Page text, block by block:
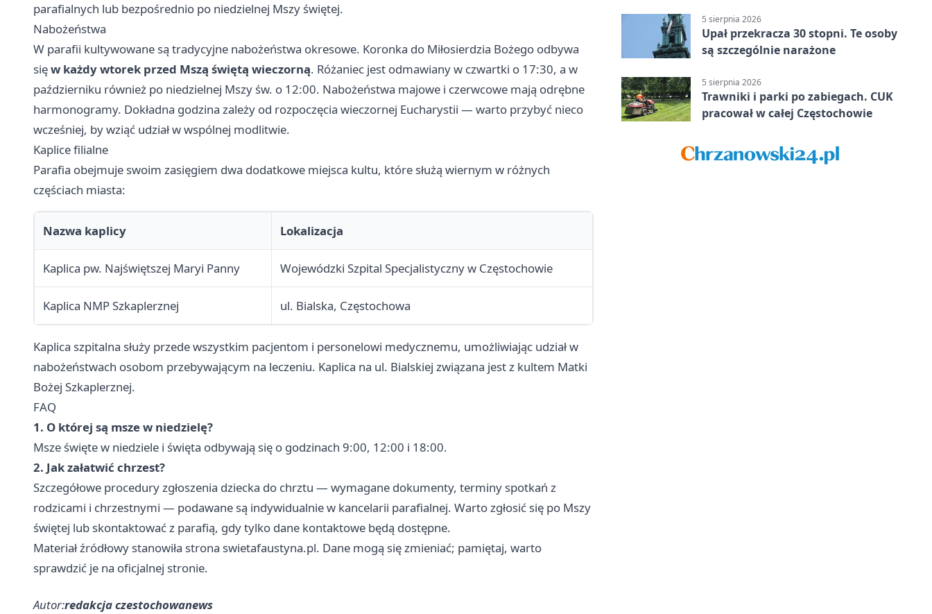
parafialnych lub bezpośrednio po niedzielnej Mszy świętej.
Nabożeństwa
W parafii kultywowane są tradycyjne nabożeństwa okresowe. Koronka do Miłosierdzia Bożego odbywa
sięw każdy wtorek przed Mszą świętą wieczorną. Różaniec jest odmawiany w czwartki o 17:30, a w
październiku również po niedzielnej Mszy św. o 12:00. Nabożeństwa majowe i czerwcowe mają odrębne
harmonogramy. Dokładna godzina zależy od rozpoczęcia wieczornej Eucharystii — warto przybyć nieco
wcześniej, by wziąć udział w wspólnej modlitwie.
Kaplice filialne
Parafia obejmuje swoim zasięgiem dwa dodatkowe miejsca kultu, które służą wiernym w różnych
częściach miasta:
Nazwa kaplicy Lokalizacja
Kaplica pw. Najświętszej Maryi Panny Wojewódzki Szpital Specjalistyczny w Częstochowie
Kaplica NMP Szkaplerznej ul. Bialska, Częstochowa
Kaplica szpitalna służy przede wszystkim pacjentom i personelowi medycznemu, umożliwiając udział w
nabożeństwach osobom przebywającym na leczeniu. Kaplica na ul. Bialskiej związana jest z kultem Matki
Bożej Szkaplerznej.
FAQ
1. O której są msze w niedzielę?
Msze święte w niedziele i święta odbywają się o godzinach 9:00, 12:00 i 18:00.
2. Jak załatwić chrzest?
Szczegółowe procedury zgłoszenia dziecka do chrztu — wymagane dokumenty, terminy spotkań z
rodzicami i chrzestnymi — podawane są indywidualnie w kancelarii parafialnej. Warto zgłosić się po Mszy
świętej lub skontaktować z parafią, gdy tylko dane kontaktowe będą dostępne.
Materiał źródłowy stanowiła strona swietafaustyna.pl. Dane mogą się zmieniać; pamiętaj, warto
sprawdzić je na oficjalnej stronie.
Autor:redakcja czestochowanews
5 sierpnia 2026
Upał przekracza 30 stopni. Te osoby
są szczególnie narażone
5 sierpnia 2026
Trawniki i parki po zabiegach. CUK
pracował w całej Częstochowie